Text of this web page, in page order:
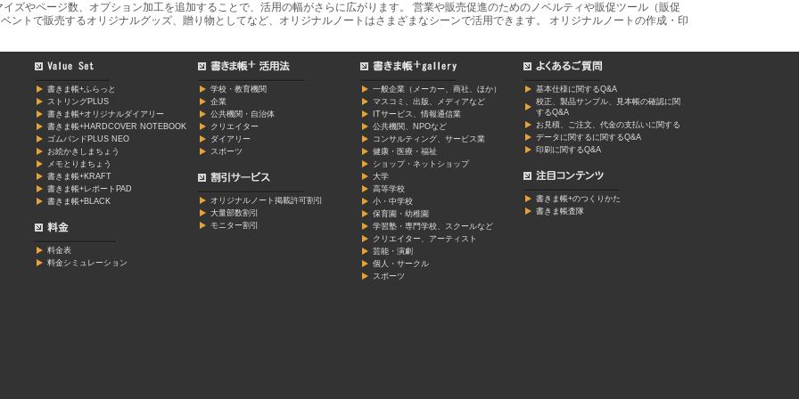
ズやページ数、オプション加工を追加することで、活用の幅がさらに広がります。 営業や販売促進のためのノベルティや販促ツール（販促
ントで販売するオリジナルグッズ、贈り物としてなど、オリジナルノートはさまざまなシーンで活用できます。 オリジナルノートの作成・印
書きま帳+ふらっと
ストリングPLUS
書きま帳+オリジナルダイアリー
書きま帳+HARDCOVER NOTEBOOK
ゴムバンドPLUS NEO
お絵かきしまちょう
メモとりまちょう
書きま帳+KRAFT
書きま帳+レポートPAD
書きま帳+BLACK
料金表
料金シミュレーション
学校・教育機関
企業
公共機関・自治体
クリエイター
ダイアリー
スポーツ
オリジナルノート掲載許可割引
大量部数割引
モニター割引
一般企業（メーカー、商社、ほか）
マスコミ、出版、メディアなど
ITサービス、情報通信業
公共機関、NPOなど
コンサルティング、サービス業
健康・医療・福祉
ショップ・ネットショップ
大学
高等学校
小・中学校
保育園・幼稚園
学習塾・専門学校、スクールなど
クリエイター、アーティスト
芸能・演劇
個人・サークル
スポーツ
基本仕様に関するQ&A
校正、製品サンプル、見本帳の確認に関
するQ&A
お見積、ご注文、代金の支払いに関する
データに関するに関するQ&A
印刷に関するQ&A
書きま帳+のつくりかた
書きま帳査隊